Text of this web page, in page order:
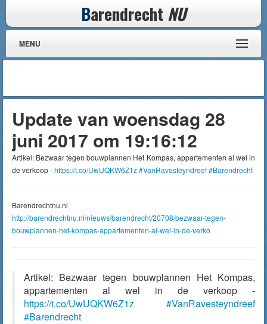
Barendrecht NU
MENU
Update van woensdag 28
juni 2017 om 19:16:12
Artikel: Bezwaar tegen bouwplannen Het Kompas, appartementen al wel in
de verkoop -https://t.co/UwUQKW6Z1z#VanRavesteyndreef#Barendrecht
Barendrechtnu.nl
http://barendrechtnu.nl/nieuws/barendrecht/20708/bezwaar-tegen-
bouwplannen-het-kompas-appartementen-al-wel-in-de-verko
Artikel: Bezwaar tegen bouwplannen Het Kompas,
appartementen al wel in de verkoop -
https://t.co/UwUQKW6Z1z
#VanRavesteyndreef
#Barendrecht